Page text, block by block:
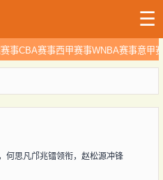
☰
事CBA赛事西甲赛事WNBA赛事意甲
何思凡邝兆镭领衔，赵松源冲锋